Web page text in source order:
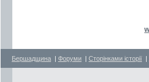
Бершадщина | Форуми | Сторінками історії |